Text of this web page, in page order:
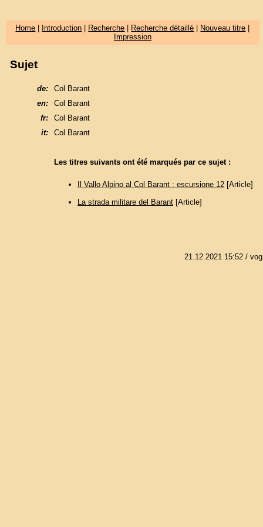
Home Introduction Recherche Recherche détaillé Nouveau titre
Impression
Sujet
de:
Col Barant
en:
Col Barant
fr:
Col Barant
it:
Col Barant
Les titres suivants ont été marqués par ce sujet :
Il Vallo Alpino al Col Barant : escursione 12[Article]
La strada militare del Barant[Article]
21.12.2021 15:52/ vog